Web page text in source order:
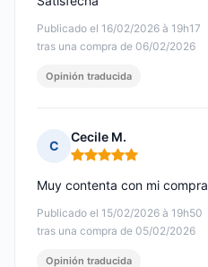
Publicado el 16/02/2026 à 19h17
tras una compra de 06/02/2026
Opinión traducida
C
Cecile M.
Nota: 5 de 5
Publicado el 15/02/2026 à 19h50
tras una compra de 05/02/2026
Muy contenta con mi compra
Opinión traducida